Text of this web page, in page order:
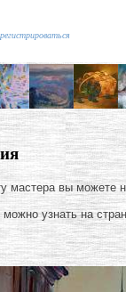
мастера вы можете
можно узнать на